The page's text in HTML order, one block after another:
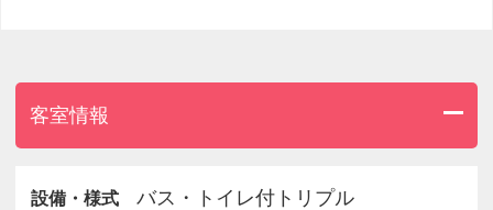
客室情報
設備・様式 バス・トイレ付トリプル